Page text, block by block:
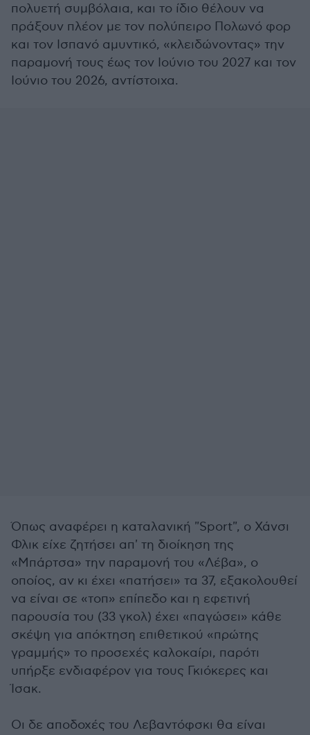
πολυετή συμβόλαια, και το ίδιο θέλουν να
πράξουν πλέον με τον πολύπειρο Πολωνό φορ
και τον Ισπανό αμυντικό, «κλειδώνοντας» την
παραμονή τους έως τον Ιούνιο του 2027 και τον
Ιούνιο του 2026, αντίστοιχα.
Όπως αναφέρει η καταλανική "Sport", ο Χάνσι
Φλικ είχε ζητήσει απ' τη διοίκηση της
«Μπάρτσα» την παραμονή του «Λέβα», ο
οποίος, αν κι έχει «πατήσει» τα 37, εξακολουθεί
να είναι σε «τοπ» επίπεδο και η εφετινή
παρουσία του (33 γκολ) έχει «παγώσει» κάθε
σκέψη για απόκτηση επιθετικού «πρώτης
γραμμής» το προσεχές καλοκαίρι, παρότι
υπήρξε ενδιαφέρον για τους Γκιόκερες και
Ίσακ.
Οι δε αποδοχές του Λεβαντόφσκι θα είναι